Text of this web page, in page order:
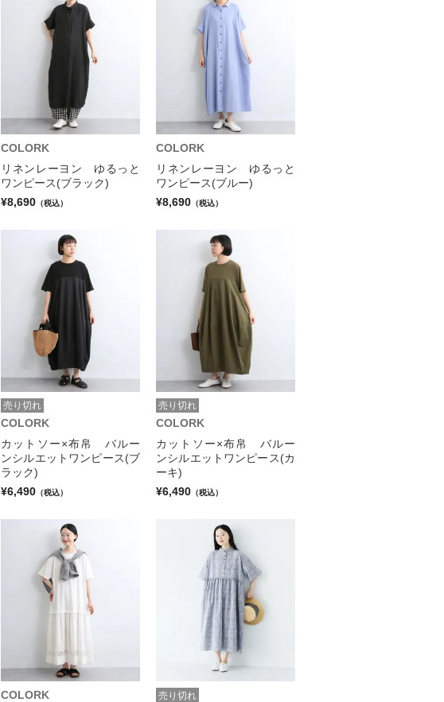
COLORK
リネンレーヨン ゆるっと
ワンピース(ブラック)
¥8,690 （税込）
COLORK
リネンレーヨン ゆるっと
ワンピース(ブルー)
¥8,690 （税込）
売り切れ
COLORK
カットソー×布帛 バルー
ンシルエットワンピース(ブ
ラック)
¥6,490 （税込）
売り切れ
COLORK
カットソー×布帛 バルー
ンシルエットワンピース(カ
ーキ)
¥6,490 （税込）
COLORK
売り切れ